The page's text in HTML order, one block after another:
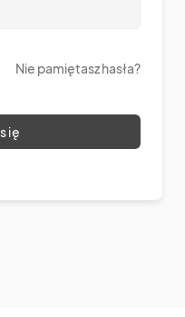
Nie pamiętasz hasła?